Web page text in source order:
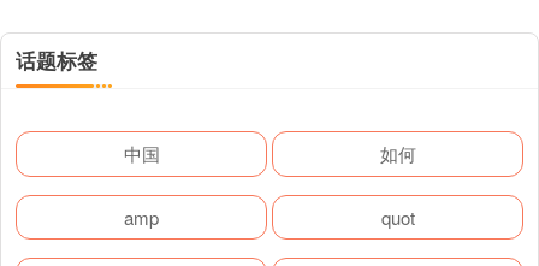
话题标签
中国 如何
amp quot